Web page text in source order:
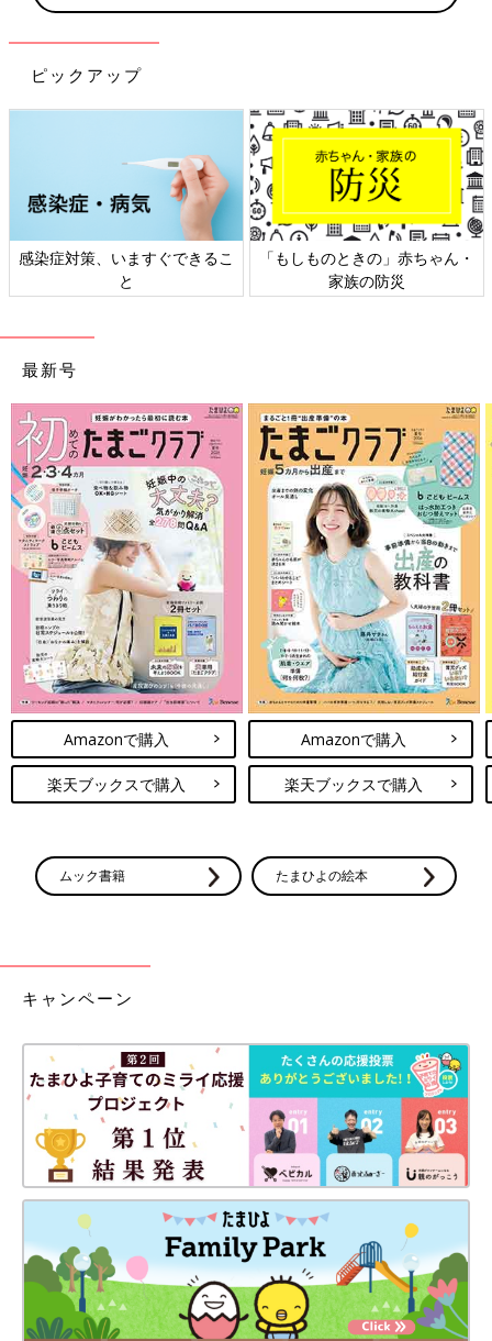
ピックアップ
・
日本外来小児科学会リーフレッ
ト検討会
六星占術 細木かおりさんの
相談
最新号
Amazonで購入
楽天ブックスで購入
Amazonで購入
楽天ブックスで購入
ムック書籍 たまひよの絵本
キャンペーン